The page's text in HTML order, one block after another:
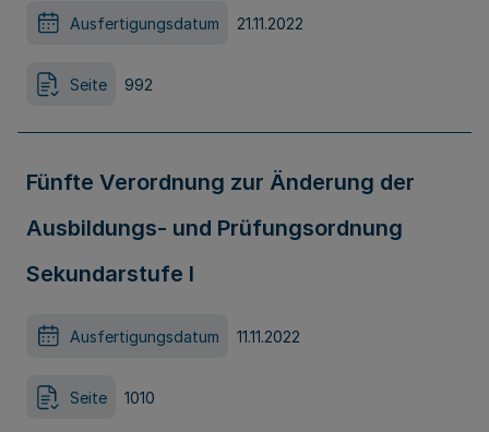
Ausfertigungsdatum 21.11.2022
Seite 992
Fünfte Verordnung zur Änderung der
Ausbildungs- und Prüfungsordnung
Sekundarstufe I
Ausfertigungsdatum 11.11.2022
Seite 1010